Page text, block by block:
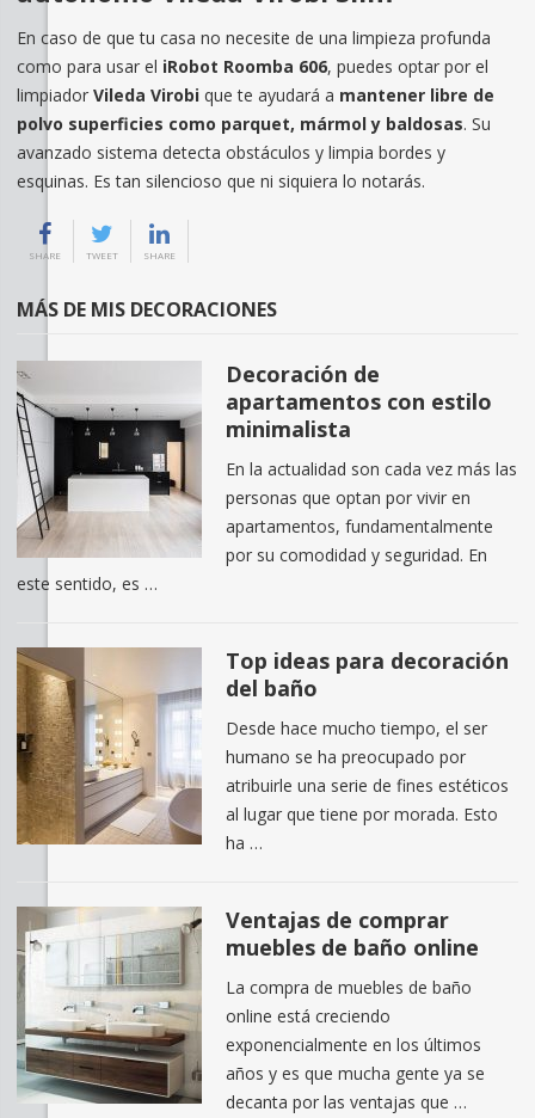
En caso de que tu casa no necesite de una limpieza profunda
como para usar el iRobot Roomba 606, puedes optar por el
limpiador Vileda Virobique te ayudará a mantener libre de
polvo superficies como parquet, mármol y baldosas. Su
avanzado sistema detecta obstáculos y limpia bordes y
esquinas. Es tan silencioso que ni siquiera lo notarás.
SHARE TWEET SHARE
MÁS DE MIS DECORACIONES
Decoración de
apartamentos con estilo
minimalista
En la actualidad son cada vez más las
personas que optan por vivir en
apartamentos, fundamentalmente
por su comodidad y seguridad. En
este sentido, es …
Top ideas para decoración
del baño
Desde hace mucho tiempo, el ser
humano se ha preocupado por
atribuirle una serie de fines estéticos
al lugar que tiene por morada. Esto
ha …
Ventajas de comprar
muebles de baño online
La compra de muebles de baño
online está creciendo
exponencialmente en los últimos
años y es que mucha gente ya se
decanta por las ventajas que …